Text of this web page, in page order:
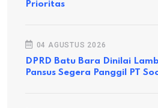
Prioritas
04 AGUSTUS 2026
DPRD Batu Bara Dinilai
Pansus Segera Panggil PT